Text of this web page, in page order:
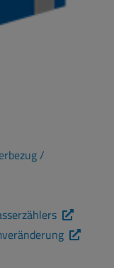
/